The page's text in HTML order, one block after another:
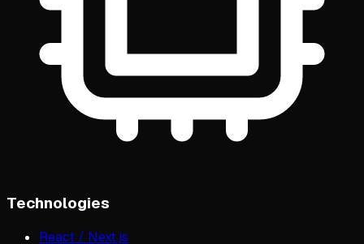
Technologies
React / Next.js